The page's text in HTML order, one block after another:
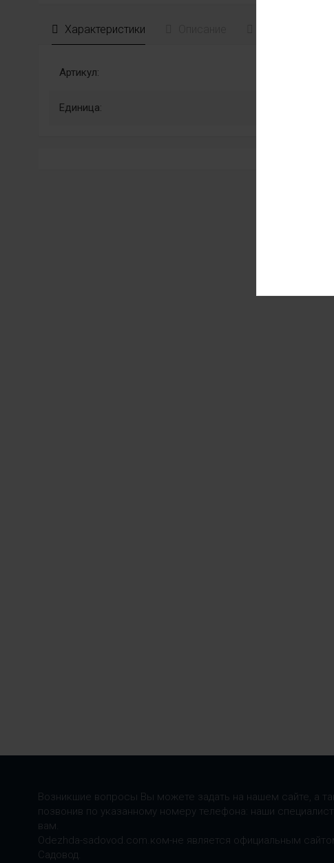
Характеристики
Артикул:
Единица:
Возникшие вопросы Вы можете задать на нашем сайте, а
позвонив по указанному номеру телефона: наши
вам.
Odezhda-sadovod.com.ком-не является официальным
Садовод.